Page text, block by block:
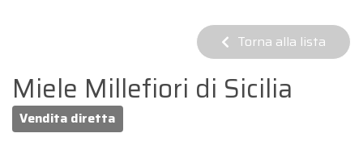
Torna alla lista
Miele Millefiori di Sicilia
Vendita diretta